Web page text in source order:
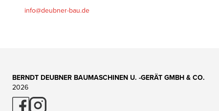
info@deubner-bau.de
BERNDT DEUBNER BAUMASCHINEN U. -GERÄT GMBH & CO.
2026